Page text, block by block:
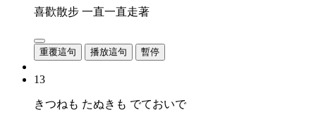
喜歡散步 一直一直走著
重覆這句 播放這句 暫停
13
きつねも たぬきも でておいで